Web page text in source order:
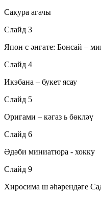
Сакура агачы
Слайд 3
Япон с әнгате: Бонсай –
Слайд 4
Икэбана – букет ясау
Слайд 5
Оригами – кәгаз ь бөкләү
Слайд 6
Әдәби миниатюра - хокку
Слайд 9
Хиросима ш әһәрендәге